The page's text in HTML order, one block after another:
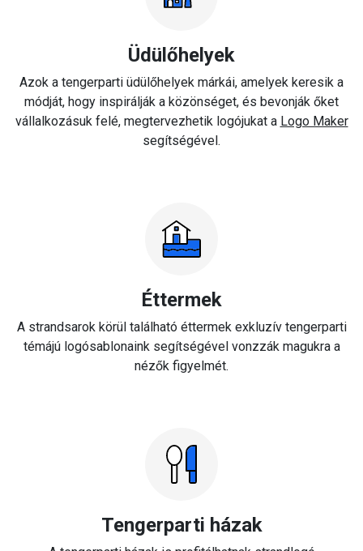
Üdülőhelyek
Azok a tengerparti üdülőhelyek márkái, amelyek keresik a
módját, hogy inspirálják a közönséget, és bevonják őket
vállalkozásuk felé, megtervezhetik logójukat a Logo Maker
segítségével.
Éttermek
A strandsarok körül található éttermek exkluzív tengerparti
témájú logósablonaink segítségével vonzzák magukra a
nézők figyelmét.
Tengerparti házak